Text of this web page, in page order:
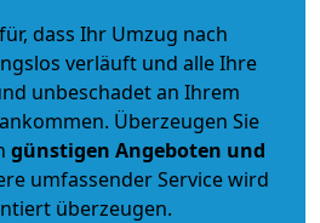
dass Ihr Umzug nach
verläuft und alle Ihre
unbeschadet an Ihrem
Überzeugen Sie
günstigen Angeboten und
umfassender Service wird
überzeugen.